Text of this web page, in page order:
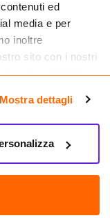
ed
media e per
inoltre
sito con i nostri
web, pubblicità e
raccolto dal
Mostra dettagli